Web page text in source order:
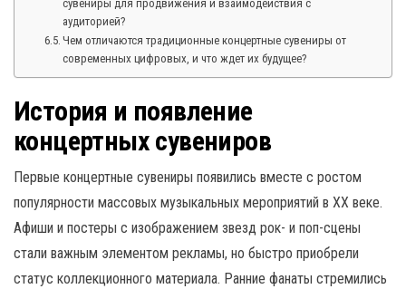
сувениры для продвижения и взаимодействия с
аудиторией?
Чем отличаются традиционные концертные сувениры от
современных цифровых, и что ждет их будущее?
История и появление
концертных сувениров
Первые концертные сувениры появились вместе с ростом
популярности массовых музыкальных мероприятий в XX веке.
Афиши и постеры с изображением звезд рок- и поп-сцены
стали важным элементом рекламы, но быстро приобрели
статус коллекционного материала. Ранние фанаты стремились